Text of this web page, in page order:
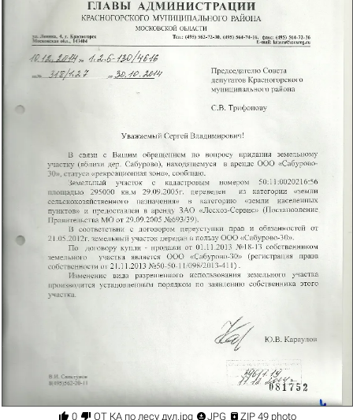
 0  ОТ КА по лесу дул.jpg JPG  ZIP 49 photo